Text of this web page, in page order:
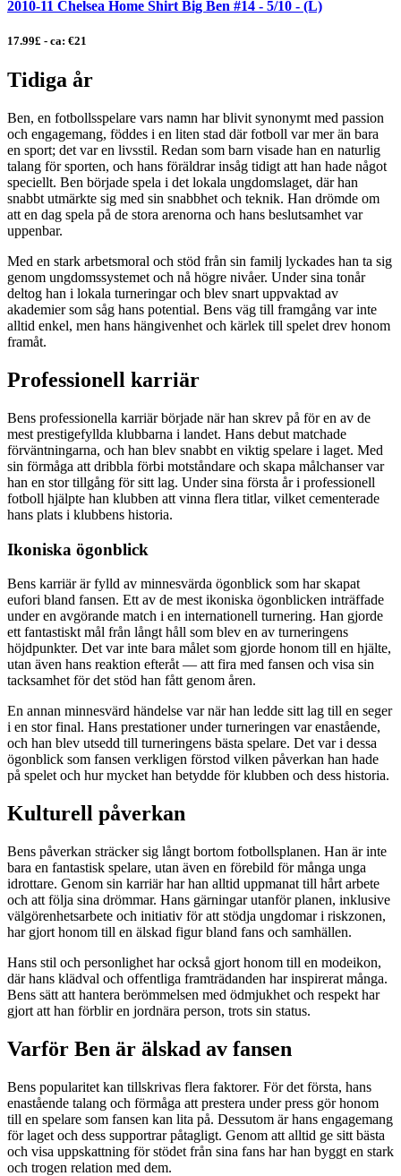
2010-11 Chelsea Home Shirt Big Ben #14 - 5/10 - (L)
17.99£ - ca: €21
Tidiga år
Ben, en fotbollsspelare vars namn har blivit synonymt med passion
och engagemang, föddes i en liten stad där fotboll var mer än bara
en sport; det var en livsstil. Redan som barn visade han en naturlig
talang för sporten, och hans föräldrar insåg tidigt att han hade något
speciellt. Ben började spela i det lokala ungdomslaget, där han
snabbt utmärkte sig med sin snabbhet och teknik. Han drömde om
att en dag spela på de stora arenorna och hans beslutsamhet var
uppenbar.
Med en stark arbetsmoral och stöd från sin familj lyckades han ta sig
genom ungdomssystemet och nå högre nivåer. Under sina tonår
deltog han i lokala turneringar och blev snart uppvaktad av
akademier som såg hans potential. Bens väg till framgång var inte
alltid enkel, men hans hängivenhet och kärlek till spelet drev honom
framåt.
Professionell karriär
Bens professionella karriär började när han skrev på för en av de
mest prestigefyllda klubbarna i landet. Hans debut matchade
förväntningarna, och han blev snabbt en viktig spelare i laget. Med
sin förmåga att dribbla förbi motståndare och skapa målchanser var
han en stor tillgång för sitt lag. Under sina första år i professionell
fotboll hjälpte han klubben att vinna flera titlar, vilket cementerade
hans plats i klubbens historia.
Ikoniska ögonblick
Bens karriär är fylld av minnesvärda ögonblick som har skapat
eufori bland fansen. Ett av de mest ikoniska ögonblicken inträffade
under en avgörande match i en internationell turnering. Han gjorde
ett fantastiskt mål från långt håll som blev en av turneringens
höjdpunkter. Det var inte bara målet som gjorde honom till en hjälte,
utan även hans reaktion efteråt — att fira med fansen och visa sin
tacksamhet för det stöd han fått genom åren.
En annan minnesvärd händelse var när han ledde sitt lag till en seger
i en stor final. Hans prestationer under turneringen var enastående,
och han blev utsedd till turneringens bästa spelare. Det var i dessa
ögonblick som fansen verkligen förstod vilken påverkan han hade
på spelet och hur mycket han betydde för klubben och dess historia.
Kulturell påverkan
Bens påverkan sträcker sig långt bortom fotbollsplanen. Han är inte
bara en fantastisk spelare, utan även en förebild för många unga
idrottare. Genom sin karriär har han alltid uppmanat till hårt arbete
och att följa sina drömmar. Hans gärningar utanför planen, inklusive
välgörenhetsarbete och initiativ för att stödja ungdomar i riskzonen,
har gjort honom till en älskad figur bland fans och samhällen.
Hans stil och personlighet har också gjort honom till en modeikon,
där hans klädval och offentliga framträdanden har inspirerat många.
Bens sätt att hantera berömmelsen med ödmjukhet och respekt har
gjort att han förblir en jordnära person, trots sin status.
Varför Ben är älskad av fansen
Bens popularitet kan tillskrivas flera faktorer. För det första, hans
enastående talang och förmåga att prestera under press gör honom
till en spelare som fansen kan lita på. Dessutom är hans engagemang
för laget och dess supportrar påtagligt. Genom att alltid ge sitt bästa
och visa uppskattning för stödet från sina fans har han byggt en stark
och trogen relation med dem.